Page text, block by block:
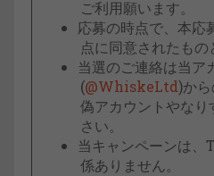
ご利用願います。
応募の時点で、本応
点に同意されたもの
当選のご連絡は当ア
(@WhiskeLtd)から
偽アカウントやな
さい。
当キャンペーンは
係ありません。